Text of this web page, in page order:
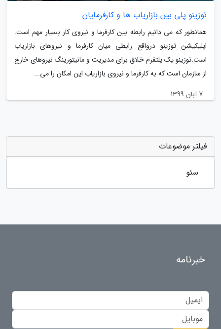
توزینو پلی بین بازاریاب ها و کارفرمایان
همانطور که می دانیم رابطه بین کارفرما و نیروی کار بسیار مهم است.
اپلیکیشن توزینو درواقع رابطی میان کارفرما و نیروهای بازاریاب
است.توزینو یک پلتفرم خلاق برای مدیریت و مانیتورینگ نیروهای خارج
از سازمان است که به کارفرما و نیروی بازاریاب این امکان را می...
7 آبان 1399
فیلتر موضوعات
سئو
خبرنامه